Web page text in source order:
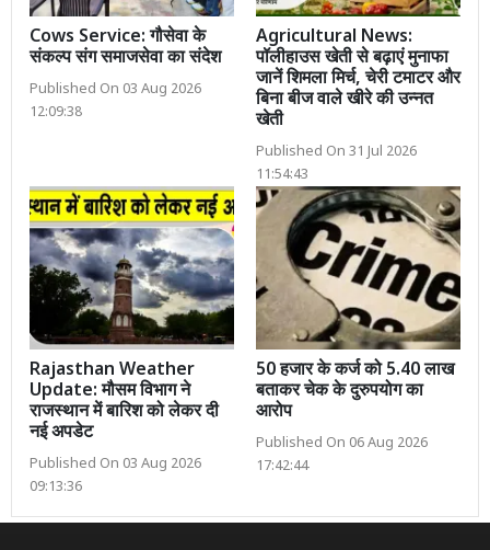
Cows Service: गौसेवा के
संकल्प संग समाजसेवा का संदेश
Published On 03 Aug 2026
12:09:38
Agricultural News:
पॉलीहाउस खेती से बढ़ाएं मुनाफा
जानें शिमला मिर्च, चेरी टमाटर और
बिना बीज वाले खीरे की उन्नत
खेती
Published On 31 Jul 2026
11:54:43
Rajasthan Weather
Update: मौसम विभाग ने
राजस्थान में बारिश को लेकर दी
नई अपडेट
Published On 03 Aug 2026
09:13:36
50 हजार के कर्ज को 5.40 लाख
बताकर चेक के दुरुपयोग का
आरोप
Published On 06 Aug 2026
17:42:44